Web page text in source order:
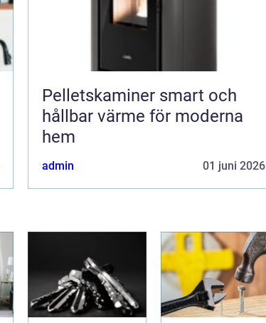
Pelletskaminer smart och
hållbar värme för moderna
hem
admin 01 juni 2026